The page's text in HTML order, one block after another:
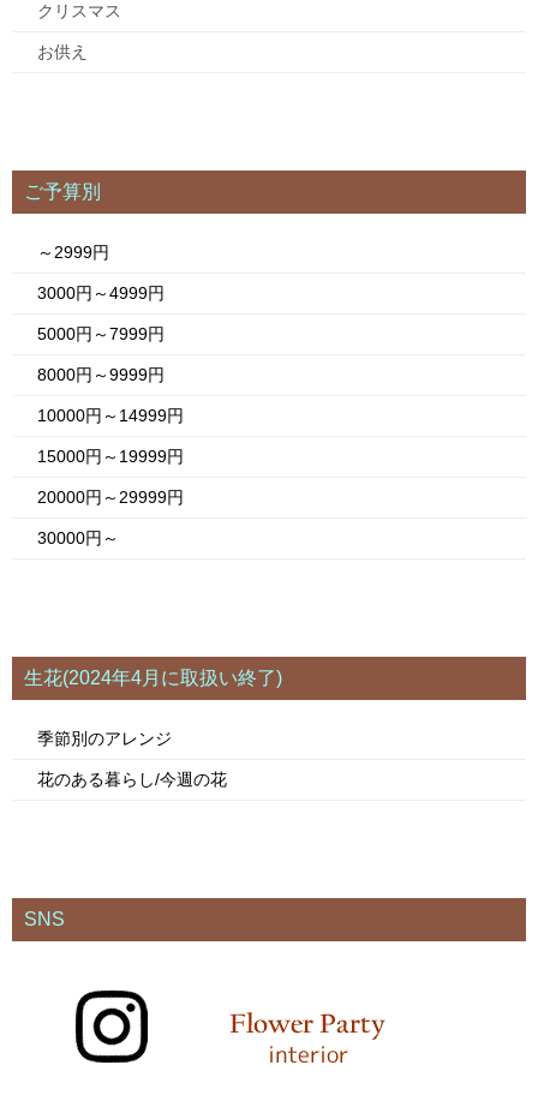
クリスマス
お供え
ご予算別
～2999円
3000円～4999円
5000円～7999円
8000円～9999円
10000円～14999円
15000円～19999円
20000円～29999円
30000円～
生花(2024年4月に取扱い終了)
季節別のアレンジ
花のある暮らし/今週の花
SNS